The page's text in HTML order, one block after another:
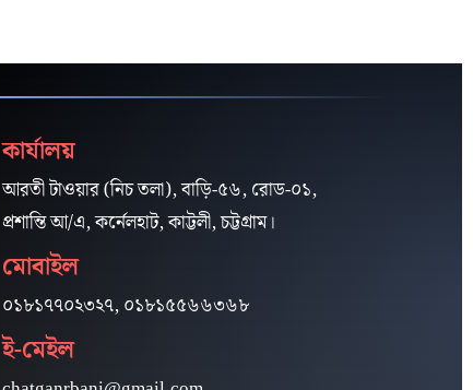
কার্যালয়
আরতী টাওয়ার (নিচ তলা), বাড়ি-৫৬, রোড-০১,
প্রশান্তি আ/এ, কর্নেলহাট, কাট্টলী, চট্টগ্রাম।
মোবাইল
০১৮১৭৭০২৩২৭, ০১৮১৫৫৬৬৩৬৮
ই-মেইল